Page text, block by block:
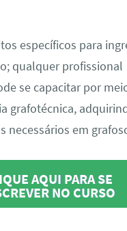
específicos para
qualquer profissional
se capacitar por
grafotécnica,
necessários em
AQUI PARA SE
NO CURSO